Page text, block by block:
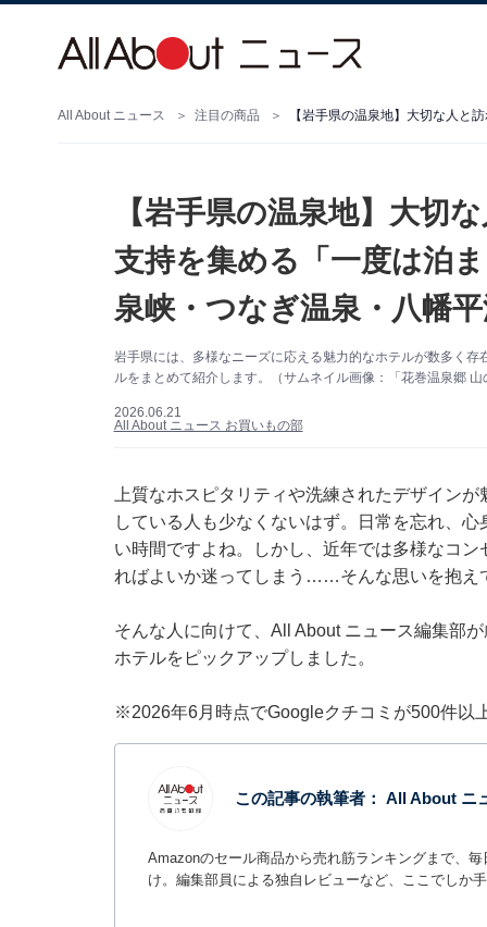
All About ニュース 注目の商品
【岩手県の温泉地】大切
支持を集める「一度は泊
泉峡・つなぎ温泉・八幡
岩手県には、多様なニーズに応える魅力的なホテルが数多く
ルをまとめて紹介します。（サムネイル画像：「花巻温泉郷
2026.06.21
All About ニュース お買いもの部
上質なホスピタリティや洗練されたデザイン
している人も少なくないはず。日常を忘れ、
い時間ですよね。しかし、近年では多様なコ
ればよいか迷ってしまう……そんな思いを抱え
そんな人に向けて、All About ニュース編集部
ホテルをピックアップしました。
※2026年6月時点でGoogleクチコミが500件以
この記事の執筆者： All About ニ
Amazonのセール商品から売れ筋ランキングまで、
け。編集部員による独自レビューなど、ここでしか